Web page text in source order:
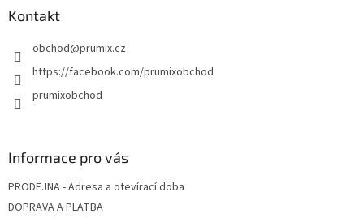
Kontakt
obchod@prumix.cz
https://facebook.com/prumixobchod
prumixobchod
Informace pro vás
PRODEJNA - Adresa a otevírací doba
DOPRAVA A PLATBA